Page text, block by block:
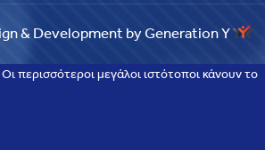
& Development by Generation Y
περισσότεροι μεγάλοι ιστότοποι κάνουν το